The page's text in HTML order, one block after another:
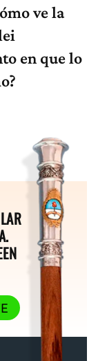
ve la
en que lo